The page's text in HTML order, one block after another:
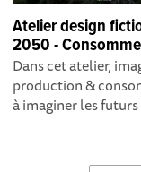
Atelier design
2050 -
Dans cet atelier,
production &
à imaginer les futurs